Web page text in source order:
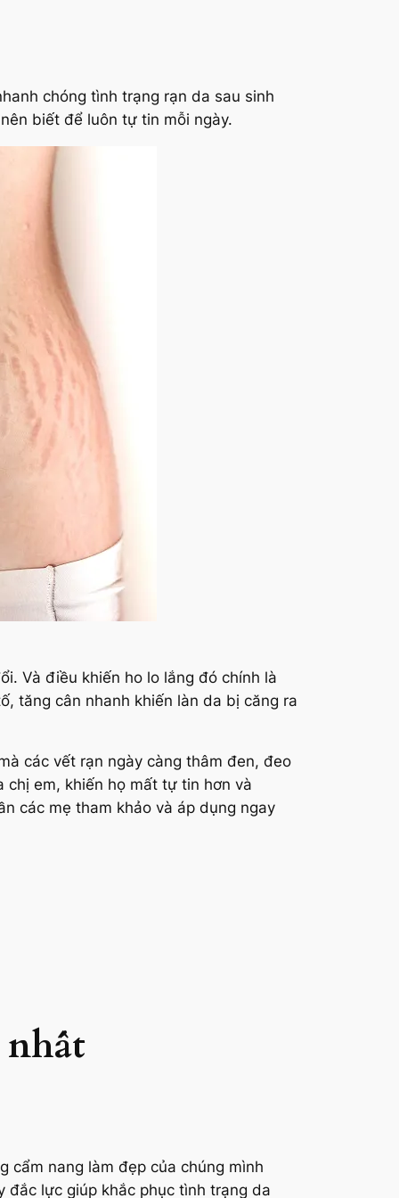
chóng tình trạng rạn da sau sinh
biết để luôn tự tin mỗi ngày.
Và điều khiến ho lo lắng đó chính là
tăng cân nhanh khiến làn da bị căng ra
các vết rạn ngày càng thâm đen, đeo
chị em, khiến họ mất tự tin hơn và
các mẹ tham khảo và áp dụng ngay
nhất
cẩm nang làm đẹp của chúng mình
đắc lực giúp khắc phục tình trạng da